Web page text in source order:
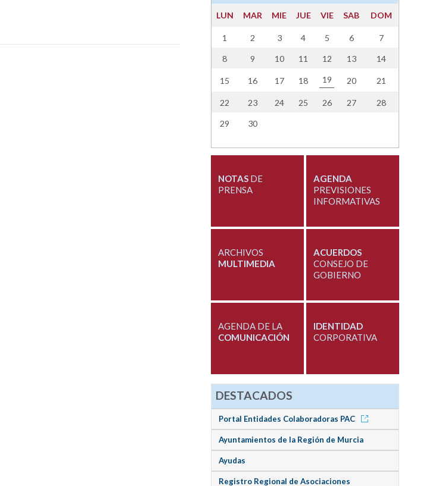
LUN MAR MIE JUE VIE SAB DOM
1 2 3 4 5 6 7
8 9 10 11 12 13 14
15 16 17 18 19 20 21
22 23 24 25 26 27 28
29 30
NOTASDE
PRENSA
AGENDA
PREVISIONES
INFORMATIVAS
ARCHIVOS
MULTIMEDIA
ACUERDOS
CONSEJO DE
GOBIERNO
AGENDA DE LA
COMUNICACIÓN
IDENTIDAD
CORPORATIVA
DESTACADOS
Portal Entidades Colaboradoras PAC
Ayuntamientos de la Región de Murcia
Ayudas
Registro Regional de Asociaciones